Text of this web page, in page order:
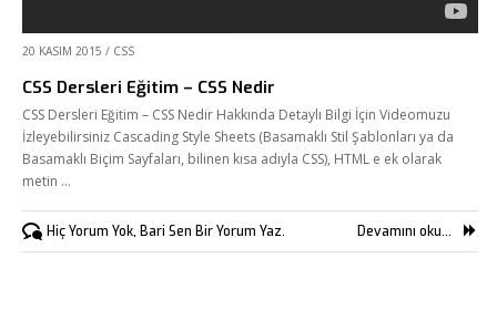
20 KASIM 2015 / CSS
CSS Dersleri Eğitim – CSS Nedir
CSS Dersleri Eğitim – CSS Nedir Hakkında Detaylı Bilgi İçin Videomuzu
İzleyebilirsiniz Cascading Style Sheets (Basamaklı Stil Şablonları ya da
Basamaklı Biçim Sayfaları, bilinen kısa adıyla CSS), HTML e ek olarak
metin …
Hiç Yorum Yok, Bari Sen Bir Yorum Yaz. Devamını oku...